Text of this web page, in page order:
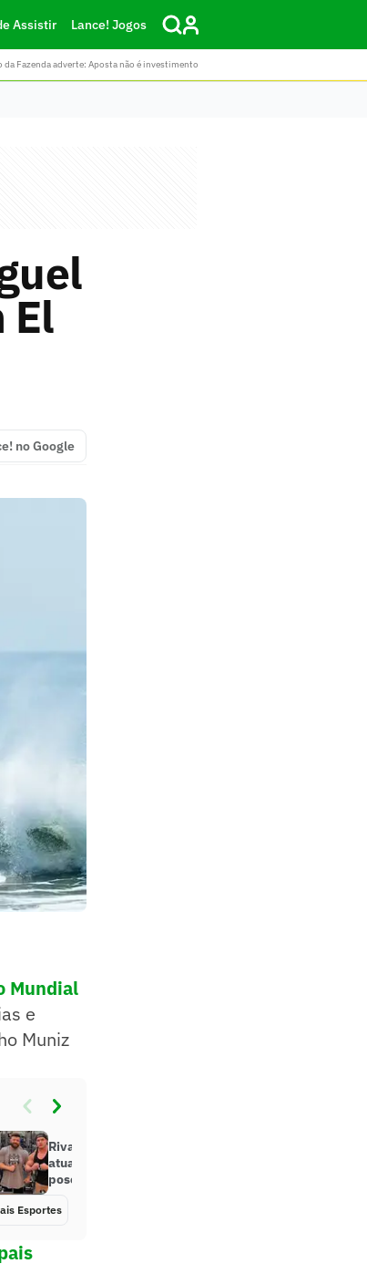
Assistir Lance! Jogos
Fazenda adverte: Aposta não é investimento
El
no Google
Mundial
e
Muniz
Rival brasileiro de Ramon Dino
atualiza físico e choca coach de
poses
Esportes